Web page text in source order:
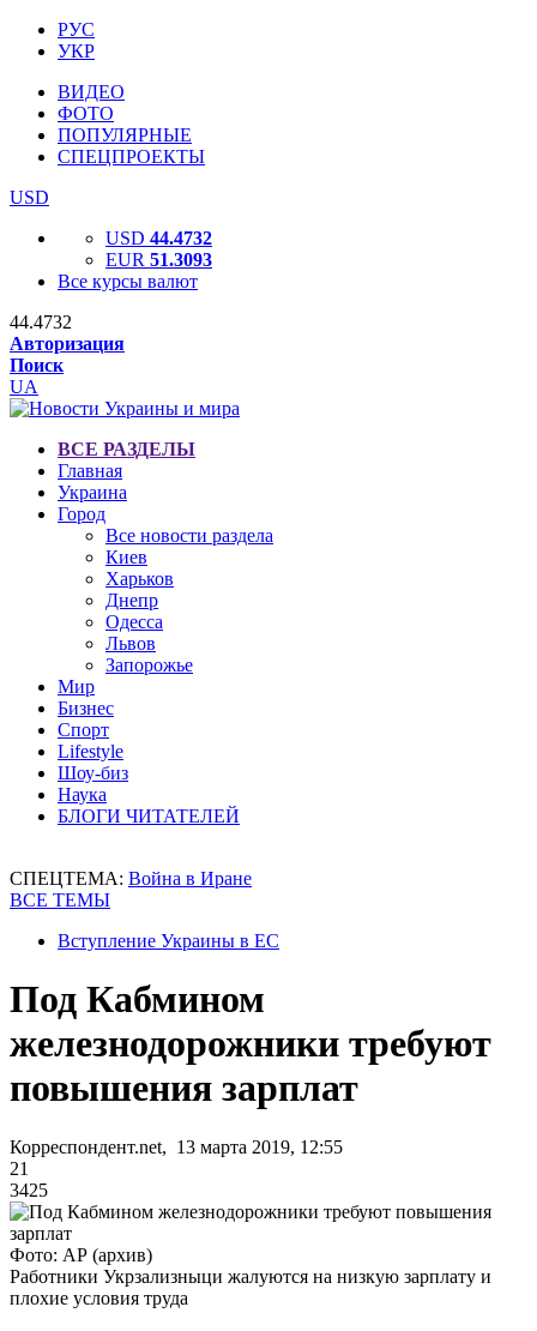
РУС
УКР
ВИДЕО
ФОТО
ПОПУЛЯРНЫЕ
СПЕЦПРОЕКТЫ
USD
USD 44.4732
EUR 51.3093
Все курсы валют
44.4732
Авторизация
Поиск
UA
ВСЕ РАЗДЕЛЫ
Главная
Украина
Город
Все новости раздела
Киев
Харьков
Днепр
Одесса
Львов
Запорожье
Мир
Бизнес
Спорт
Lifestyle
Шоу-биз
Наука
БЛОГИ ЧИТАТЕЛЕЙ
СПЕЦТЕМА: Война в Иране
ВСЕ ТЕМЫ
Вступление Украины в ЕС
Под Кабмином
железнодорожники требуют
повышения зарплат
Корреспондент.net, 13 марта 2019, 12:55
21
3425
Фото: АР (архив)
Работники Укрзализныци жалуются на низкую зарплату и
плохие условия труда